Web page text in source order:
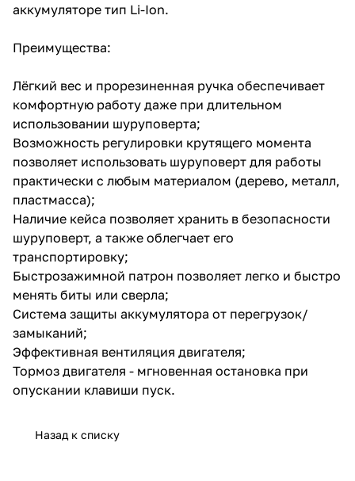
аккумуляторе тип Li-Ion.
Преимущества:
Лёгкий вес и прорезиненная ручка обеспечивает
комфортную работу даже при длительном
использовании шуруповерта;
Возможность регулировки крутящего момента
позволяет использовать шуруповерт для работы
практически с любым материалом (дерево, металл,
пластмасса);
Наличие кейса позволяет хранить в безопасности
шуруповерт, а также облегчает его
транспортировку;
Быстрозажимной патрон позволяет легко и быстро
менять биты или сверла;
Система защиты аккумулятора от перегрузок/
замыканий;
Эффективная вентиляция двигателя;
Тормоз двигателя - мгновенная остановка при
опускании клавиши пуск.
Назад к списку